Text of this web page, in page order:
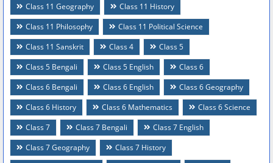
Class 11 Geography
Class 11 History
Class 11 Philosophy
Class 11 Political Science
Class 11 Sanskrit
Class 4
Class 5
Class 5 Bengali
Class 5 English
Class 6
Class 6 Bengali
Class 6 English
Class 6 Geography
Class 6 History
Class 6 Mathematics
Class 6 Science
Class 7
Class 7 Bengali
Class 7 English
Class 7 Geography
Class 7 History